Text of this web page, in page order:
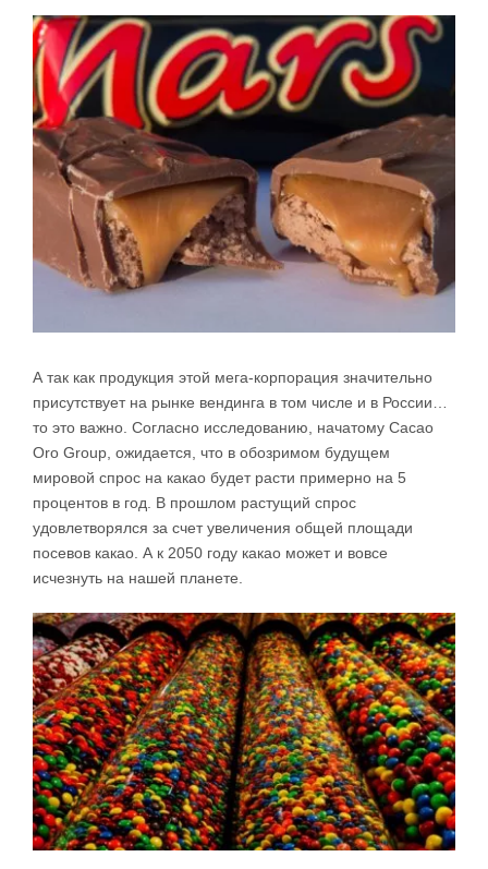
View
Larger
Image
А так как продукция этой мега-корпорация значительно
присутствует на рынке вендинга в том числе и в России…
то это важно. Согласно исследованию, начатому Cacao
Oro Group, ожидается, что в обозримом будущем
мировой спрос на какао будет расти примерно на 5
процентов в год. В прошлом растущий спрос
удовлетворялся за счет увеличения общей площади
посевов какао. А к 2050 году какао может и вовсе
исчезнуть на нашей планете.